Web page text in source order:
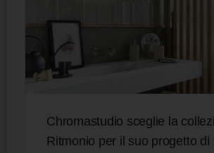
Chromastudio sceglie la
Ritmonio per il suo progetto di